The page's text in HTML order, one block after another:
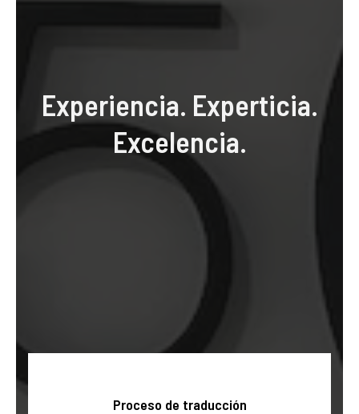
Experiencia. Experticia.
Excelencia.
Proceso de traducción